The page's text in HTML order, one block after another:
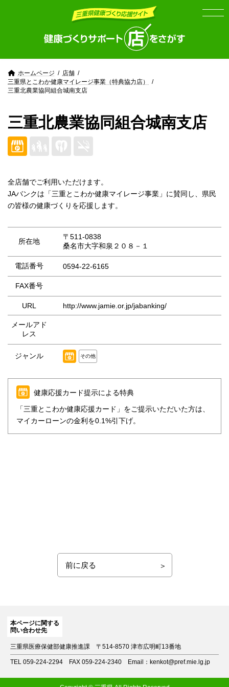
ホームページ
店舗
三重県とこわか健康マイレージ事業（特典協力店）
三重北農業協同組合城南支店
三重北農業協同組合城南支店
全店舗でご利用いただけます。
JAバンクは「三重とこわか健康マイレージ事業」に賛同し、県民
の皆様の健康づくりを応援します。
所在地
〒511-0838
桑名市大字和泉２０８－１
電話番号 0594-22-6165
FAX番号
URL http://www.jamie.or.jp/jabanking/
メールアド
レス
ジャンル その他
健康応援カード提示による特典
「三重とこわか健康応援カード」をご提示いただいた方は、
マイカーローンの金利を0.1%引下げ。
前に戻る
本ページに関する
問い合わせ先
三重県医療保健部健康推進課 〒514-8570 津市広明町13番地
TEL 059-224-2294 FAX 059-224-2340 Email：kenkot@pref.mie.lg.jp